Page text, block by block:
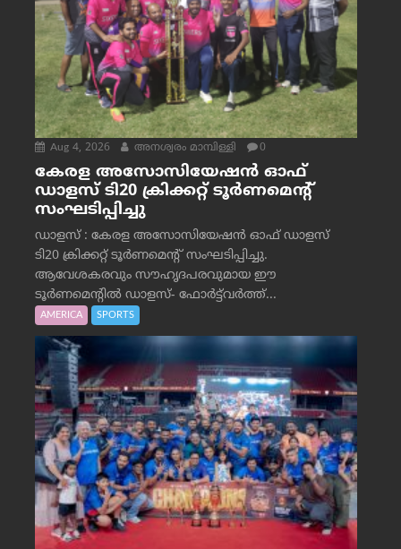
Aug 4, 2026 അനശ്വരം മാമ്പിള്ളി 0
കേരള അസോസിയേഷൻ ഓഫ്
ഡാളസ് ടി20 ക്രിക്കറ്റ് ടൂർണമെന്റ്
സംഘടിപ്പിച്ചു
ഡാളസ് : കേരള അസോസിയേഷൻ ഓഫ് ഡാളസ്
ടി20 ക്രിക്കറ്റ് ടൂർണമെന്റ് സംഘടിപ്പിച്ചു.
ആവേശകരവും സൗഹൃദപരവുമായ ഈ
ടൂർണമെന്റിൽ ഡാളസ്- ഫോർട്ട്‌വര്‍ത്ത്...
AMERICA SPORTS